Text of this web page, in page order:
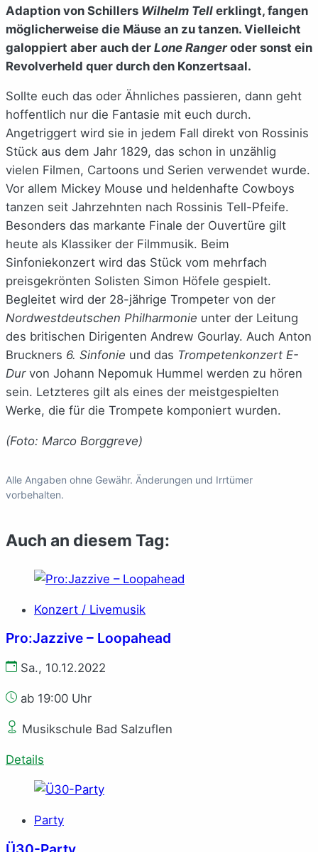
Adaption von Schillers Wilhelm Tell erklingt, fangen
möglicherweise die Mäuse an zu tanzen. Vielleicht
galoppiert aber auch der Lone Rangeroder sonst ein
Revolverheld quer durch den Konzertsaal.
Sollte euch das oder Ähnliches passieren, dann geht
hoffentlich nur die Fantasie mit euch durch.
Angetriggert wird sie in jedem Fall direkt von Rossinis
Stück aus dem Jahr 1829, das schon in unzählig
vielen Filmen, Cartoons und Serien verwendet wurde.
Vor allem Mickey Mouse und heldenhafte Cowboys
tanzen seit Jahrzehnten nach Rossinis Tell-Pfeife.
Besonders das markante Finale der Ouvertüre gilt
heute als Klassiker der Filmmusik. Beim
Sinfoniekonzert wird das Stück vom mehrfach
preisgekrönten Solisten Simon Höfele gespielt.
Begleitet wird der 28-jährige Trompeter von der
Nordwestdeutschen Philharmonie unter der Leitung
des britischen Dirigenten Andrew Gourlay. Auch Anton
Bruckners 6. Sinfonie und das Trompetenkonzert E-
Durvon Johann Nepomuk Hummel werden zu hören
sein. Letzteres gilt als eines der meistgespielten
Werke, die für die Trompete komponiert wurden.
(Foto: Marco Borggreve)
Alle Angaben ohne Gewähr. Änderungen und Irrtümer
vorbehalten.
Auch an diesem Tag:
Konzert / Livemusik
Pro:Jazzive – Loopahead
Sa., 10.12.2022
ab 19:00 Uhr
Musikschule Bad Salzuflen
Details
Party